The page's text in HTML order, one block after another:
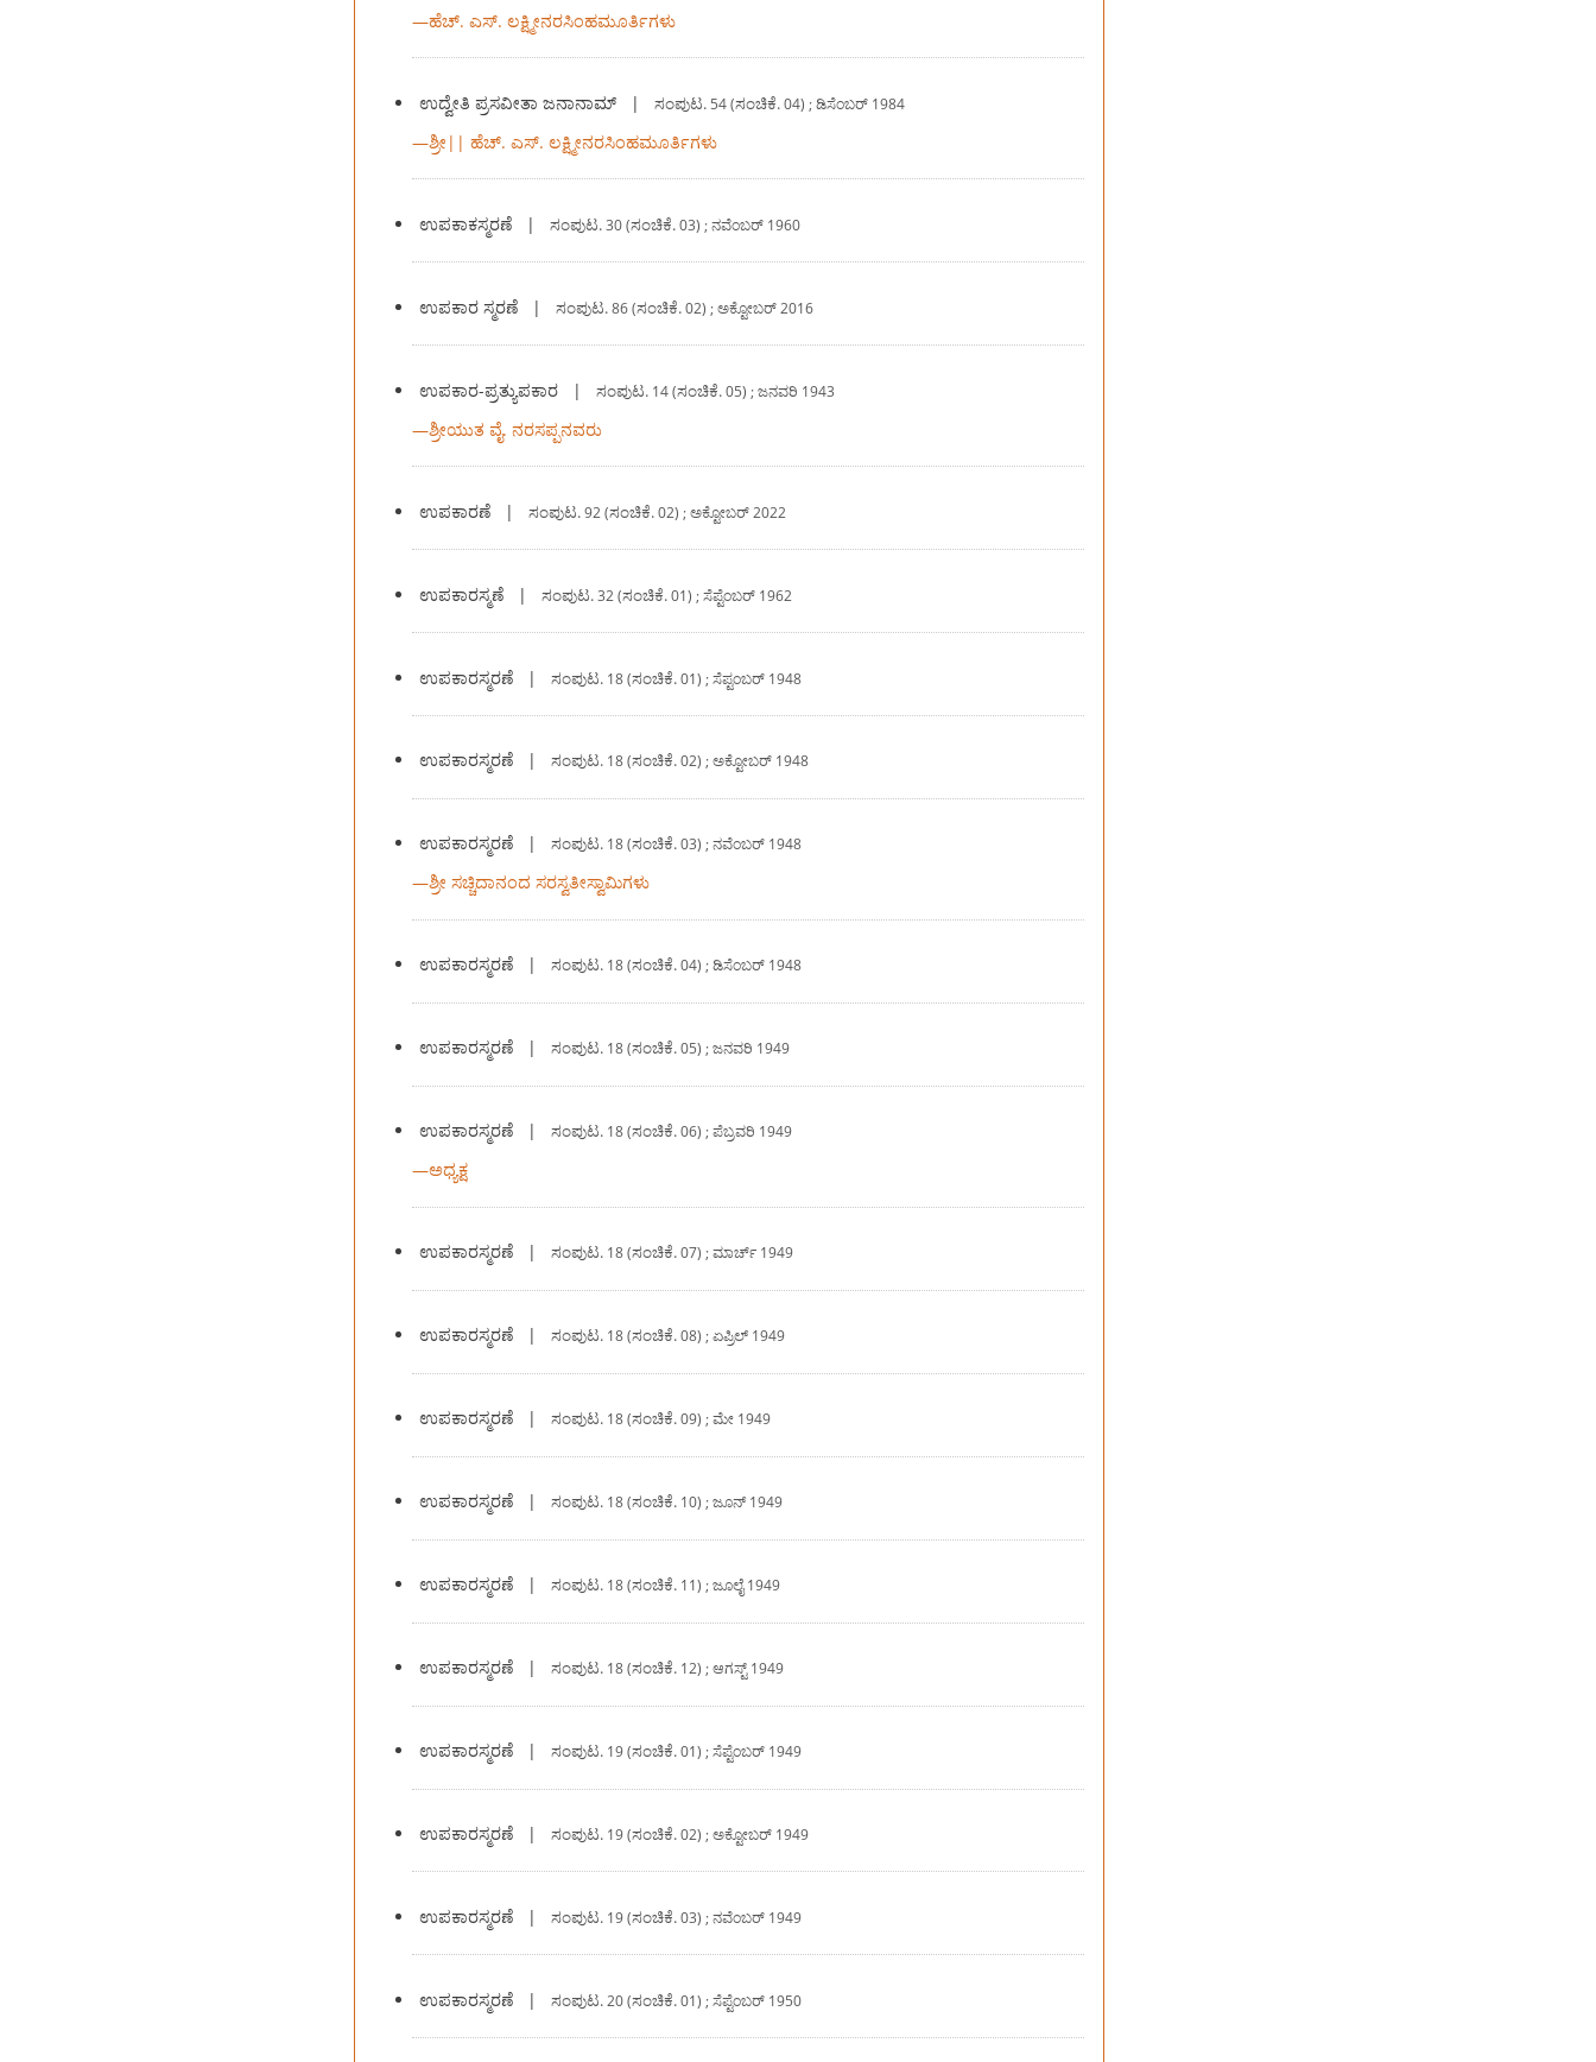
—ಹೆಚ್. ಎಸ್. ಲಕ್ಷ್ಮೀನರಸಿಂಹಮೂರ್ತಿಗಳು
ಉದ್ವೇತಿ ಪ್ರಸವೀತಾ ಜನಾನಾಮ್ | ಸಂಪುಟ. 54 (ಸಂಚಿಕೆ.04) ; ಡಿಸೆಂಬರ್ 1984
—ಶ್ರೀ|| ಹೆಚ್. ಎಸ್. ಲಕ್ಷ್ಮೀನರಸಿಂಹಮೂರ್ತಿಗಳು
ಉಪಕಾಕಸ್ಮರಣೆ | ಸಂಪುಟ.30 (ಸಂಚಿಕೆ.03) ; ನವೆಂಬರ್ 1960
ಉಪಕಾರ ಸ್ಮರಣೆ | ಸಂಪುಟ.86 (ಸಂಚಿಕೆ.02) ; ಅಕ್ಟೋಬರ್ 2016
ಉಪಕಾರ-ಪ್ರತ್ಯುಪಕಾರ | ಸಂಪುಟ. 14 (ಸಂಚಿಕೆ.05) ; ಜನವರಿ 1943
—ಶ್ರೀಯುತ ವೈ. ನರಸಪ್ಪನವರು
ಉಪಕಾರಣೆ | ಸಂಪುಟ.92 (ಸಂಚಿಕೆ.02) ; ಅಕ್ಟೋಬರ್ 2022
ಉಪಕಾರಸ್ಮಣೆ | ಸಂಪುಟ.32 (ಸಂಚಿಕೆ.01) ; ಸೆಪ್ಟೆಂಬರ್ 1962
ಉಪಕಾರಸ್ಮರಣೆ | ಸಂಪುಟ. 18 (ಸಂಚಿಕೆ.01) ; ಸೆಪ್ಟಂಬರ್ 1948
ಉಪಕಾರಸ್ಮರಣೆ | ಸಂಪುಟ. 18 (ಸಂಚಿಕೆ.02) ; ಅಕ್ಟೋಬರ್ 1948
ಉಪಕಾರಸ್ಮರಣೆ | ಸಂಪುಟ. 18 (ಸಂಚಿಕೆ.03) ; ನವೆಂಬರ್ 1948
—ಶ್ರೀ ಸಚ್ಚಿದಾನಂದ ಸರಸ್ವತೀಸ್ವಾಮಿಗಳು
ಉಪಕಾರಸ್ಮರಣೆ | ಸಂಪುಟ. 18 (ಸಂಚಿಕೆ.04) ; ಡಿಸೆಂಬರ್ 1948
ಉಪಕಾರಸ್ಮರಣೆ | ಸಂಪುಟ. 18 (ಸಂಚಿಕೆ.05) ; ಜನವರಿ 1949
ಉಪಕಾರಸ್ಮರಣೆ | ಸಂಪುಟ. 18 (ಸಂಚಿಕೆ.06) ; ಪೆಬ್ರವರಿ 1949
—ಅಧ್ಯಕ್ಷ
ಉಪಕಾರಸ್ಮರಣೆ | ಸಂಪುಟ. 18 (ಸಂಚಿಕೆ.07) ; ಮಾರ್ಚ್ 1949
ಉಪಕಾರಸ್ಮರಣೆ | ಸಂಪುಟ. 18 (ಸಂಚಿಕೆ.08) ; ಏಪ್ರಿಲ್ 1949
ಉಪಕಾರಸ್ಮರಣೆ | ಸಂಪುಟ. 18 (ಸಂಚಿಕೆ.09) ; ಮೇ 1949
ಉಪಕಾರಸ್ಮರಣೆ | ಸಂಪುಟ. 18 (ಸಂಚಿಕೆ. 10) ; ಜೂನ್ 1949
ಉಪಕಾರಸ್ಮರಣೆ | ಸಂಪುಟ. 18 (ಸಂಚಿಕೆ. 11) ; ಜೂಲೈ 1949
ಉಪಕಾರಸ್ಮರಣೆ | ಸಂಪುಟ. 18 (ಸಂಚಿಕೆ. 12) ; ಆಗಸ್ಟ್ 1949
ಉಪಕಾರಸ್ಮರಣೆ | ಸಂಪುಟ. 19 (ಸಂಚಿಕೆ.01) ; ಸೆಪ್ಟೆಂಬರ್ 1949
ಉಪಕಾರಸ್ಮರಣೆ | ಸಂಪುಟ. 19 (ಸಂಚಿಕೆ.02) ; ಅಕ್ಟೋಬರ್ 1949
ಉಪಕಾರಸ್ಮರಣೆ | ಸಂಪುಟ. 19 (ಸಂಚಿಕೆ.03) ; ನವೆಂಬರ್ 1949
ಉಪಕಾರಸ್ಮರಣೆ | ಸಂಪುಟ.20 (ಸಂಚಿಕೆ.01) ; ಸೆಪ್ಟೆಂಬರ್ 1950